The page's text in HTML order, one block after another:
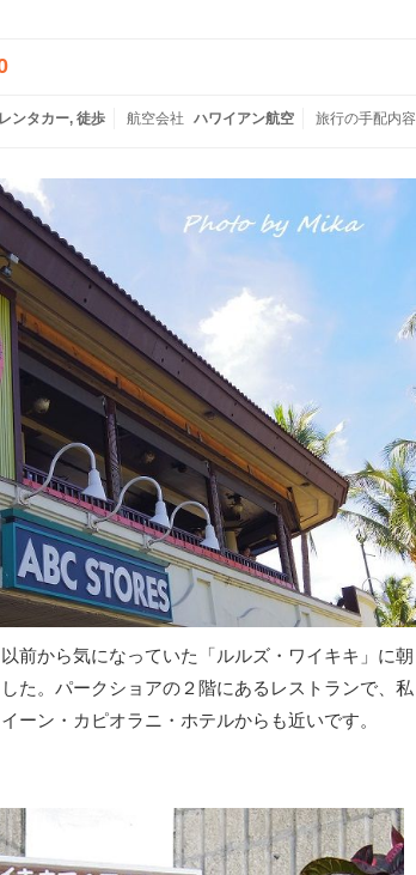
レンタカー 徒歩 航空会社 ハワイアン航空 旅行の手配内容
前から気になっていた「ルルズ・ワイキキ」に朝
た。パークショアの２階にあるレストランで、私
ーン・カピオラニ・ホテルからも近いです。